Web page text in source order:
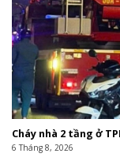
Cháy nhà 2 tầng ở
6 Tháng 8, 2026